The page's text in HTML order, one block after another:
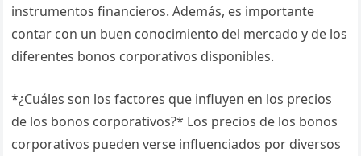
instrumentos financieros. Además, es importante
contar con un buen conocimiento del mercado y de los
diferentes bonos corporativos disponibles.
*¿Cuáles son los factores que influyen en los precios
de los bonos corporativos?* Los precios de los bonos
corporativos pueden verse influenciados por diversos